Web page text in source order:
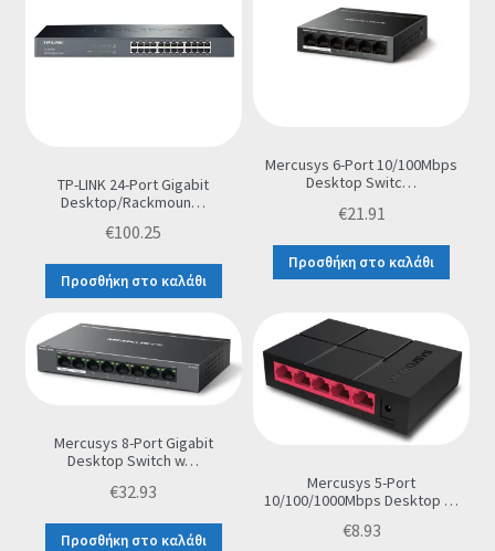
TP-LINK 24-Port Gigabit
Desktop/Rackmoun…
€100.25
Προσθήκη στο καλάθι
Mercusys 6-Port 10/100Mbps
Desktop Switc…
€21.91
Προσθήκη στο καλάθι
Mercusys 8-Port Gigabit
Desktop Switch w…
€32.93
Προσθήκη στο καλάθι
Mercusys 5-Port
10/100/1000Mbps Desktop …
€8.93